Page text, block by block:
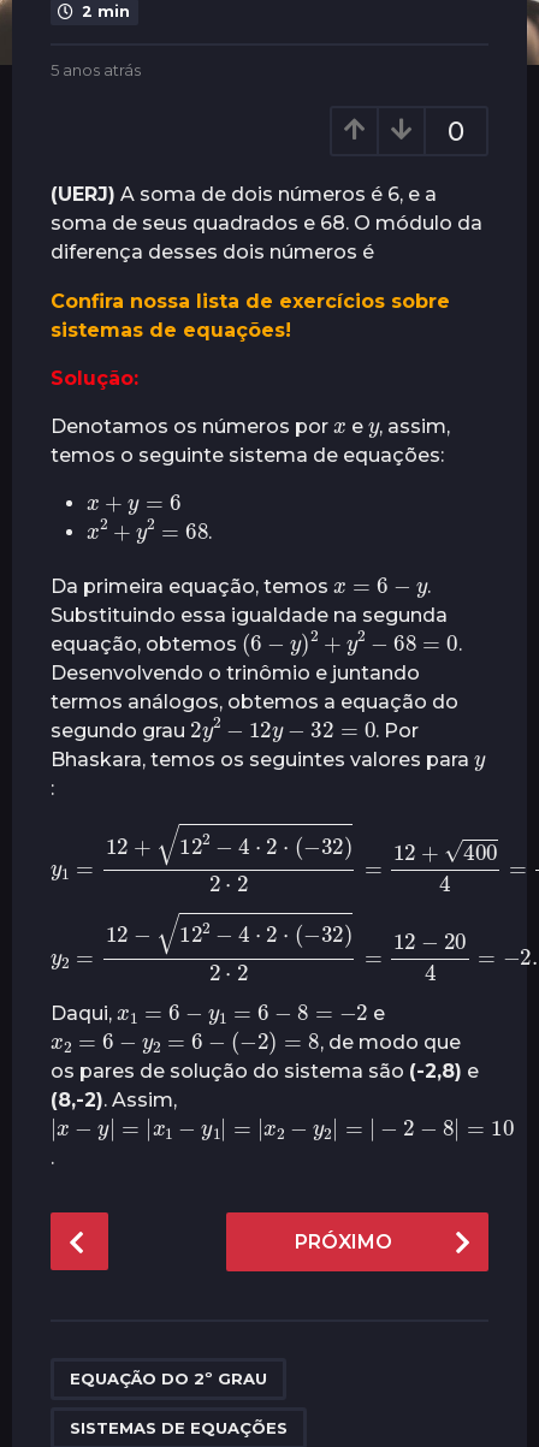
s
t
5
a
n
s
a
r
á
s
2 min
b
n
u
s
5 anos atrás
t
r
á
0
(UERJ) A soma de dois números é 6, e a
soma de seus quadrados e 68. O módulo da
diferença desses dois números é
Confira nossa lista de exercícios sobre
sistemas de equações!
Solução:
Denotamos os números por e
, assim,
temos o seguinte sistema de equações:
x2 +y 2 =68
.
Da primeira equação, temos
6
.
Substituindo essa igualdade na segunda
equação, obtemos
(6−y)2 +y2−68=0
.
Desenvolvendo o trinômio e juntando
termos análogos, obtemos a equação do
segundo grau
2y 2−12y−32 =0
. Por
Bhaskara, temos os seguintes valores para
:
y1=12+ 122 −4⋅ 2 ⋅( − 32)2⋅ 12+ 4004=12
2= 12 −122 −4 ⋅2 ⋅ (−32)2⋅2 −20 4=
Daqui,
1= 6− =−
e
x2=6− 2= 6 −(−2 )=
, de modo que
os pares de solução do sistema são (-2,8) e
(8,-2). Assim,
|
x
−
y
|
=
|
x
1
−
y
1
|
=
|
x
2
−
y
2
|
=
|
−
2
−
8
|
=
10
.
o
PRÓXIMO
EQUAÇÃO DO 2º GRAU
SISTEMAS DE EQUAÇÕES